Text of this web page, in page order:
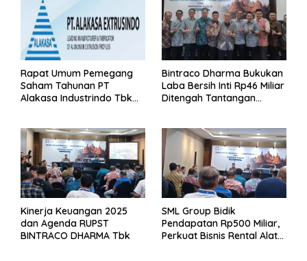
Rapat Umum Pemegang
Saham Tahunan PT
Alakasa Industrindo Tbk
Bintraco Dharma Bukukan
Laba Bersih Inti Rp46 Miliar
Ditengah Tantangan
Kinerja Keuangan 2025
dan Agenda RUPST
BINTRACO DHARMA Tbk
SML Group Bidik
Pendapatan Rp500 Miliar,
Perkuat Bisnis Rental Alat